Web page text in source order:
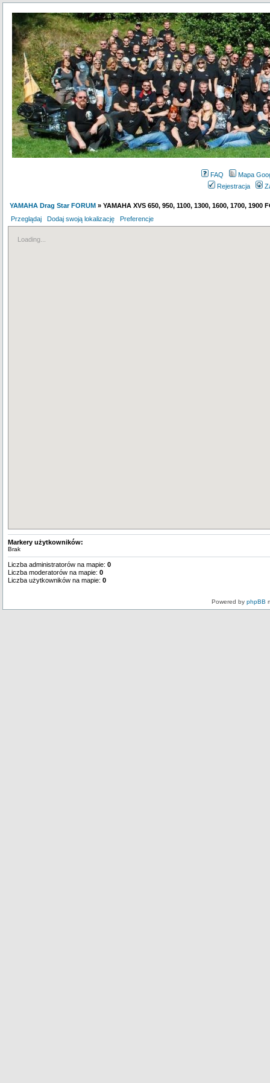
FAQ
Mapa
Rejestracja
YAMAHA Drag Star FORUM » YAMAHA XVS 650, 950, 1100, 1300, 1600, 1700, 1900
Przeglądaj
Dodaj swoją lokalizację Preferencje
Loading...
Markery użytkowników:
Brak
Liczba administratorów na mapie: 0
Liczba moderatorów na mapie: 0
Liczba użytkowników na mapie: 0
Powered by phpBB